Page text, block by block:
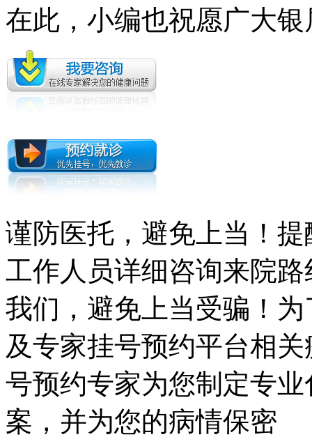
在此，小编也祝愿广大
谨防医托，避免上当！
工作人员详细咨询来院
我们，避免上当受骗！
及专家挂号预约平台相
号预约专家为您制定专
案，并为您的病情保密